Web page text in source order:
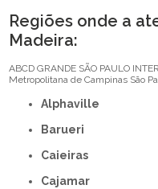
Regiões onde a
Madeira:
ABCD GRANDE SÃO PAULO
Metropolitana de Campinas São
Alphaville
Barueri
Caieiras
Cajamar